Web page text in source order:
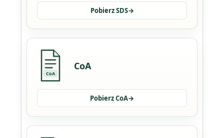
Pobierz SDS→
CoA
CoA
Pobierz CoA→